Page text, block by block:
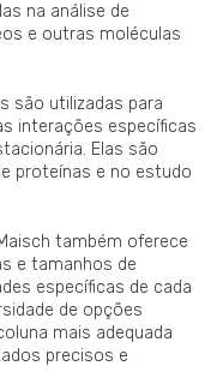
na análise de
e outras moléculas
são utilizadas para
interações específicas
Elas são
proteínas e no estudo
também oferece
e tamanhos de
específicas de cada
de opções
mais adequada
precisos e